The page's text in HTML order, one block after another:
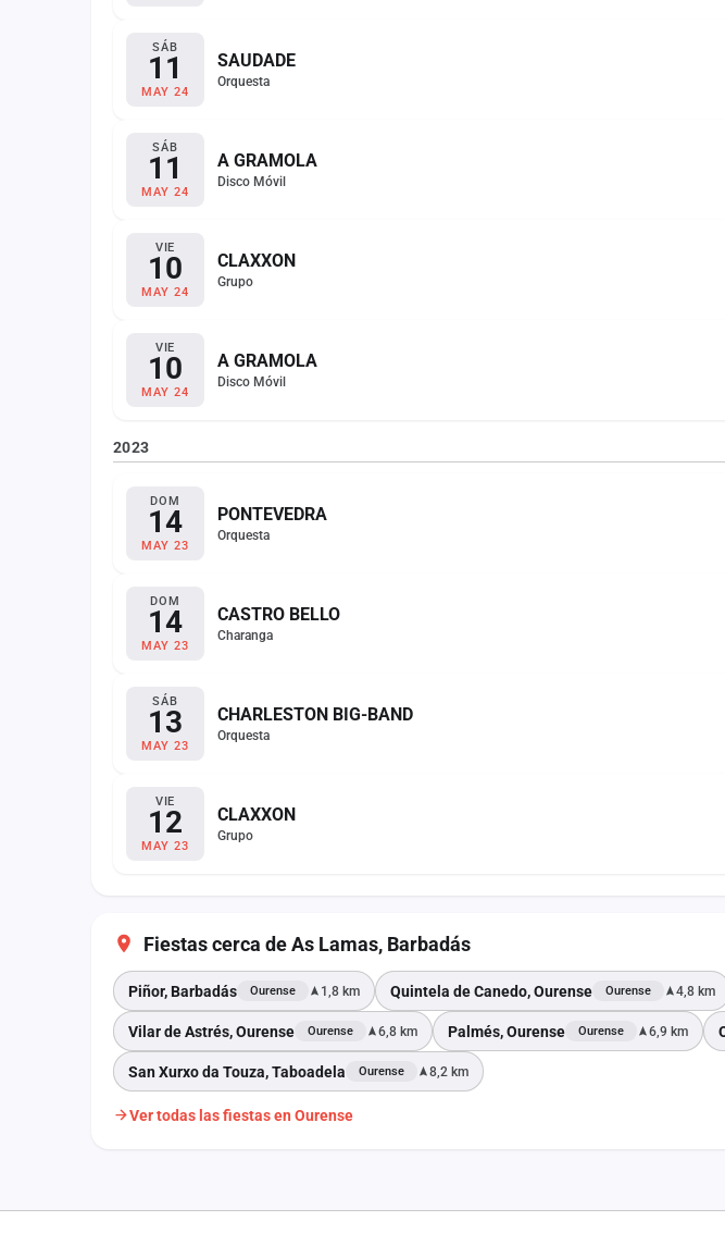
SÁB
11
MAY 24
SAUDADE
Orquesta
SÁB
11
MAY 24
A GRAMOLA
Disco Móvil
VIE
10
MAY 24
CLAXXON
Grupo
VIE
10
MAY 24
A GRAMOLA
Disco Móvil
2023
DOM
14
MAY 23
PONTEVEDRA
Orquesta
DOM
14
MAY 23
CASTRO BELLO
Charanga
SÁB
13
MAY 23
CHARLESTON BIG-BAND
Orquesta
VIE
12
MAY 23
CLAXXON
Grupo
Fiestas cerca de As Lamas, Barbadás
Piñor, Barbadás Ourense 1,8 km Quintela de Canedo, Ourense Ourense 4,8 km
Vilar de Astrés, Ourense Ourense 6,8 km Palmés, Ourense Ourense 6,9 km
San Xurxo da Touza, Taboadela Ourense 8,2 km
Ver todas las fiestas en Ourense